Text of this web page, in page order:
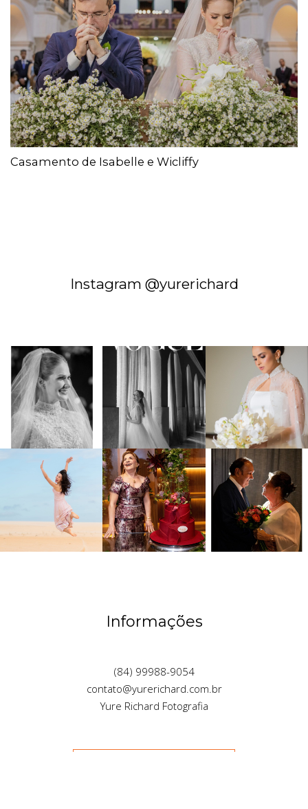
Casamento de Isabelle e Wicliffy
Instagram @yurerichard
Informações
(84) 99988-9054
contato@yurerichard.com.br
Yure Richard Fotografia